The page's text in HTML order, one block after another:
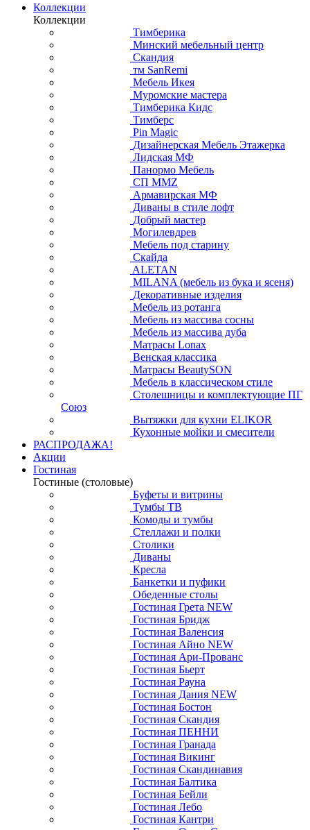
Коллекции
Коллекции
Тимберика
Минский мебельный центр
Скандия
тм SanRemi
Мебель Икея
Муромские мастера
Тимберика Кидс
Тимберс
Pin Magic
Дизайнерская Мебель Этажерка
Лидская МФ
Панормо Мебель
СП ММZ
Армавирская МФ
Диваны в стиле лофт
Добрый мастер
Могилевдрев
Мебель под старину
Скайда
ALETAN
MILANA (мебель из бука и ясеня)
Декоративные изделия
Мебель из ротанга
Мебель из массива сосны
Мебель из массива дуба
Матрасы Lonax
Венская классика
Матрасы BeautySON
Мебель в классическом стиле
Столешницы и комплектующие ПГ
Союз
Вытяжки для кухни ELIKOR
Кухонные мойки и смесители
РАСПРОДАЖА!
Акции
Гостиная
Гостиные (столовые)
Буфеты и витрины
Тумбы ТВ
Комоды и тумбы
Стеллажи и полки
Столики
Диваны
Кресла
Банкетки и пуфики
Обеденные столы
Гостиная Грета NEW
Гостиная Бридж
Гостиная Валенсия
Гостиная Айно NEW
Гостиная Ари-Прованс
Гостиная Бьерт
Гостиная Рауна
Гостиная Дания NEW
Гостиная Бостон
Гостиная Скандия
Гостиная ПЕННИ
Гостиная Гранада
Гостиная Викинг
Гостиная Скандинавия
Гостиная Балтика
Гостиная Бейли
Гостиная Лебо
Гостиная Кантри